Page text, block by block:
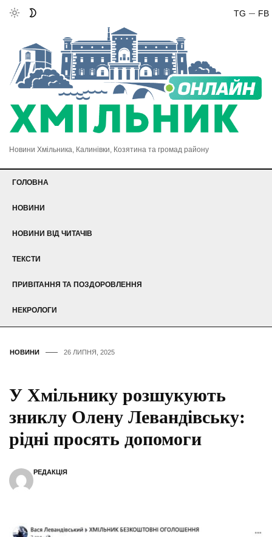
FB
TG
Новини Хмільника, Калинівки, Козятина та громад району
ГОЛОВНА
НОВИНИ
НОВИНИ ВІД ЧИТАЧІВ
ТЕКСТИ
ПРИВІТАННЯ ТА ПОЗДОРОВЛЕННЯ
НЕКРОЛОГИ
НОВИНИ 26 ЛИПНЯ, 2025
У Хмільнику розшукують
зниклу Олену Левандівську:
рідні просять допомоги
РЕДАКЦІЯ